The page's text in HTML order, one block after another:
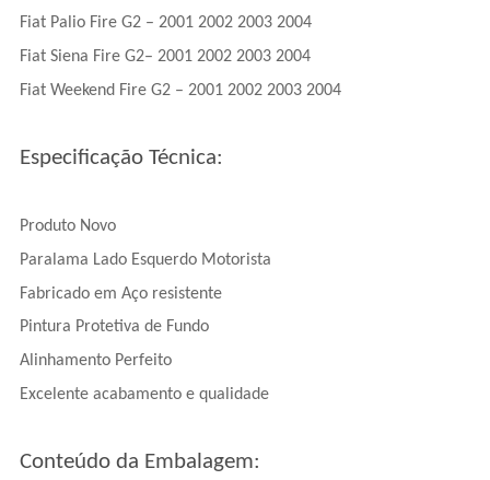
Fiat Palio Fire G2 – 2001 2002 2003 2004
Fiat Siena Fire G2– 2001 2002 2003 2004
Fiat Weekend Fire G2 – 2001 2002 2003 2004
Especificação Técnica:
Produto Novo
Paralama Lado Esquerdo Motorista
Fabricado em Aço resistente
Pintura Protetiva de Fundo
Alinhamento Perfeito
Excelente acabamento e qualidade
Conteúdo da Embalagem: